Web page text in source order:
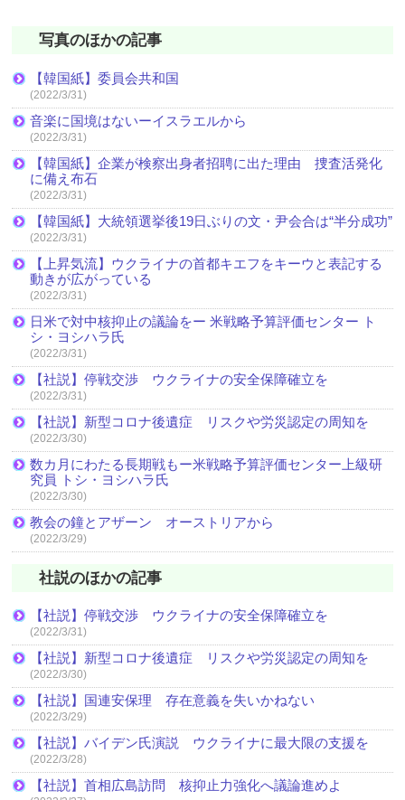
写真のほかの記事
【韓国紙】委員会共和国
(2022/3/31)
音楽に国境はないーイスラエルから
(2022/3/31)
【韓国紙】企業が検察出身者招聘に出た理由 捜査活発化
に備え布石
(2022/3/31)
【韓国紙】大統領選挙後19日ぶりの文・尹会合は“半分成功”
(2022/3/31)
【上昇気流】ウクライナの首都キエフをキーウと表記する
動きが広がっている
(2022/3/31)
日米で対中核抑止の議論をー 米戦略予算評価センター ト
シ・ヨシハラ氏
(2022/3/31)
【社説】停戦交渉 ウクライナの安全保障確立を
(2022/3/31)
【社説】新型コロナ後遺症 リスクや労災認定の周知を
(2022/3/30)
数カ月にわたる長期戦もー米戦略予算評価センター上級研
究員 トシ・ヨシハラ氏
(2022/3/30)
教会の鐘とアザーン オーストリアから
(2022/3/29)
社説のほかの記事
【社説】停戦交渉 ウクライナの安全保障確立を
(2022/3/31)
【社説】新型コロナ後遺症 リスクや労災認定の周知を
(2022/3/30)
【社説】国連安保理 存在意義を失いかねない
(2022/3/29)
【社説】バイデン氏演説 ウクライナに最大限の支援を
(2022/3/28)
【社説】首相広島訪問 核抑止力強化へ議論進めよ